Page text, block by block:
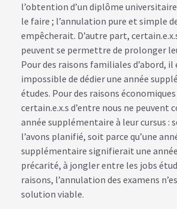
l’obtention d’un diplôme
le faire ; l’annulation pure et simple
empêcherait. D’autre part,
peuvent se permettre de prolonger
Pour des raisons familiales d’abord,
impossible de dédier une année
études. Pour des raisons
certain.e.x.s d’entre nous ne peuvent
année supplémentaire à leur cursus :
l’avons planifié, soit parce qu’une
supplémentaire signifierait une
précarité, à jongler entre les jobs
raisons, l’annulation des examens
solution viable.